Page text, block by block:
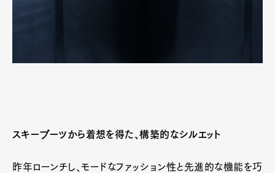
スキーブーツから着想を得た、構築的なシルエット
昨年ローンチし、モードなファッション性と先進的な機能を巧